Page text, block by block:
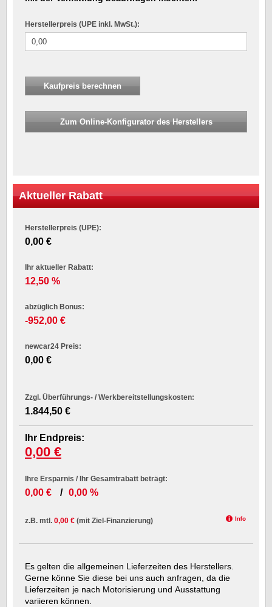
Herstellerpreis (UPE inkl. MwSt.):
Zum Online-Konfigurator des Herstellers
Aktueller Rabatt
Herstellerpreis (UPE):
0,00 €
Ihr aktueller Rabatt:
12,50 %
abzüglich Bonus:
-952,00 €
newcar24 Preis:
0,00 €
Zzgl. Überführungs- / Werkbereitstellungskosten:
1.844,50 €
Ihr Endpreis:
0,00 €
Ihre Ersparnis / Ihr Gesamtrabatt beträgt:
0,00 € / 0,00 %
z.B. mtl. 0,00 € (mit Ziel-Finanzierung)
Es gelten die allgemeinen Lieferzeiten des Herstellers.
Gerne könne Sie diese bei uns auch anfragen, da die
Lieferzeiten je nach Motorisierung und Ausstattung
variieren können.